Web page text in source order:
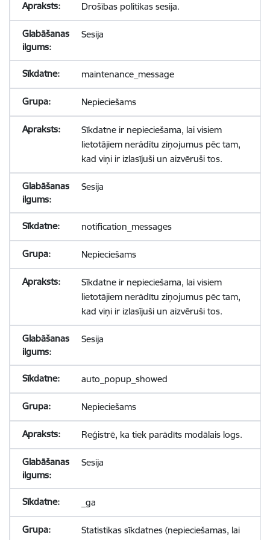
Drošības politikas sesija.
Sesija
maintenance_message
Nepieciešams
Sīkdatne ir nepieciešama, lai visiem
lietotājiem nerādītu ziņojumus pēc tam,
kad viņi ir izlasījuši un aizvēruši tos.
Sesija
notification_messages
Nepieciešams
Sīkdatne ir nepieciešama, lai visiem
lietotājiem nerādītu ziņojumus pēc tam,
kad viņi ir izlasījuši un aizvēruši tos.
Sesija
auto_popup_showed
Nepieciešams
Reģistrē, ka tiek parādīts modālais logs.
Sesija
_ga
Statistikas sīkdatnes (nepieciešamas, lai